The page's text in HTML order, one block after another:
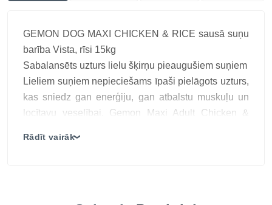
GEMON DOG MAXI CHICKEN & RICE sausā suņu
barība Vista, rīsi 15kg
Sabalansēts uzturs lielu šķirņu pieaugušiem suņiem
Lieliem suņiem nepieciešams īpaši pielāgots uzturs,
kas sniedz gan enerģiju, gan atbalstu muskuļu un
locītavu veselībai. Gemon Maxi Adult Chicken &
Rādīt vairāk❯